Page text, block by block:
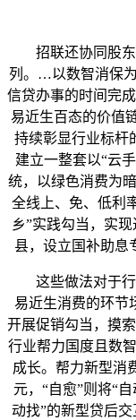
招联还协同股东
列。…以数智消保
信贷办事的时间完
易近生百态的价值
持续彰显行业标杆
建立一整套以“云
统，以绿色消费为
全线上、免、低利
乡”实践勾当，实
县，设立国补助息
这些做法对于行
易近生消费的环节
开展促销勾当，摸
行业帮力国度且数
成长。帮力新型消
元，“自愈”则将“
动找”的新型贷后